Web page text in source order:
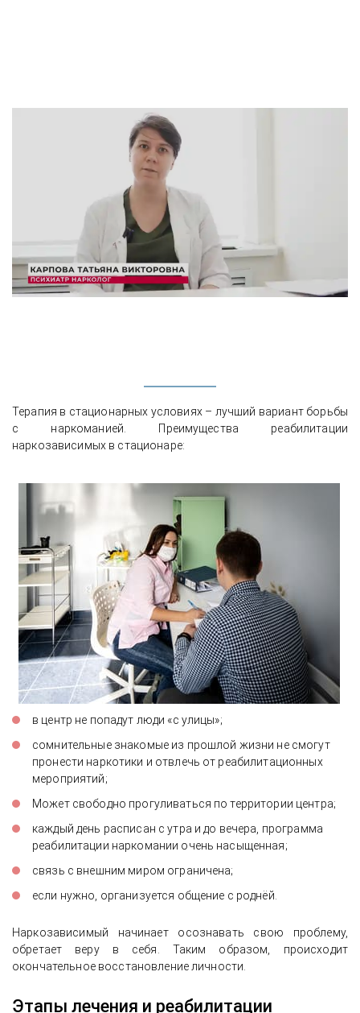
Терапия в стационарных условиях – лучший вариант борьбы
с наркоманией. Преимущества реабилитации
наркозависимых в стационаре:
в центр не попадут люди «с улицы»;
сомнительные знакомые из прошлой жизни не смогут
пронести наркотики и отвлечь от реабилитационных
мероприятий;
Может свободно прогуливаться по территории центра;
каждый день расписан с утра и до вечера, программа
реабилитации наркомании очень насыщенная;
связь с внешним миром ограничена;
если нужно, организуется общение с роднёй.
Наркозависимый начинает осознавать свою проблему,
обретает веру в себя. Таким образом, происходит
окончательное восстановление личности.
Этапы лечения и реабилитации